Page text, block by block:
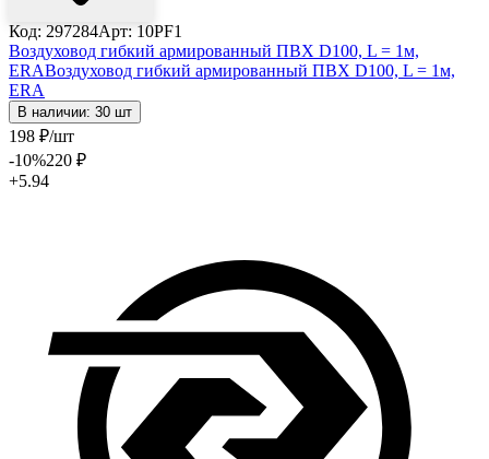
Код: 297284Арт: 10PF1
Воздуховод гибкий армированный ПВХ D100, L = 1м,
ERAВоздуховод гибкий армированный ПВХ D100, L = 1м,
ERA
В наличии: 30 шт
198 ₽/шт
-10%220 ₽
+5.94